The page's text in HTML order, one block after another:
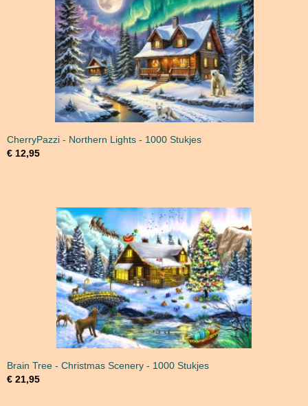
CherryPazzi - Northern Lights - 1000 Stukjes
€ 12,95
Brain Tree - Christmas Scenery - 1000 Stukjes
€ 21,95